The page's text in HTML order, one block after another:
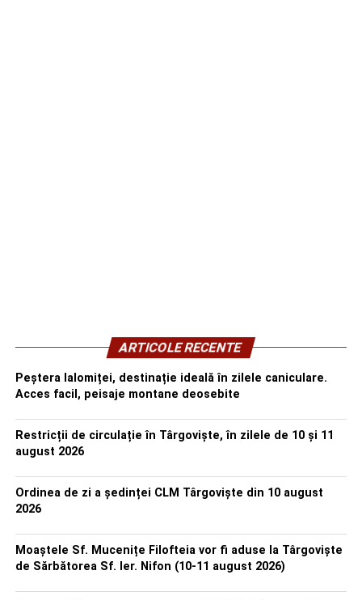
ARTICOLE RECENTE
Peștera Ialomiței, destinație ideală în zilele caniculare.
Acces facil, peisaje montane deosebite
Restricții de circulație în Târgoviște, în zilele de 10 și 11
august 2026
Ordinea de zi a ședinței CLM Târgoviște din 10 august
2026
Moaștele Sf. Mucenițe Filofteia vor fi aduse la Târgoviște
de Sărbătorea Sf. Ier. Nifon (10-11 august 2026)